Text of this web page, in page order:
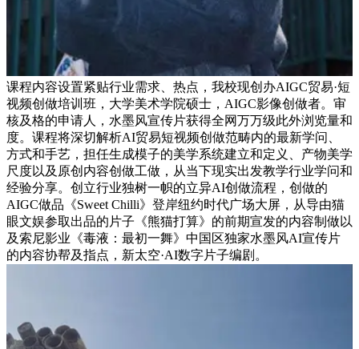
课程内容设置紧贴行业需求、热点，我校现创办AIGC贸易·短
视频创做培训班，大学美术学院硕士，AIGC影像创做者。审
核及格的申请人，水墨风宣传片获得全网万万级此外浏览量和
度。课程将深切解析AI贸易短视频创做范畴内的最新学问、
方式和手艺，担任生成模子的美学系统建立和定义、产物美学
尺度以及原创内容创做工做，从当下现实出发教学行业学问和
经验分享。创立行业独树一帜的立异AI创做流程，创做的
AIGC做品《Sweet Chilli》登岸纽约时代广场大屏，从导由猫
眼文娱参取出品的片子《熊猫打算》的前期宣发的内容制做以
及索尼影业《毒液：最初一舞》中国区独家水墨风AI宣传片
的内容协帮及指点，新太空·AI数字片子编剧。